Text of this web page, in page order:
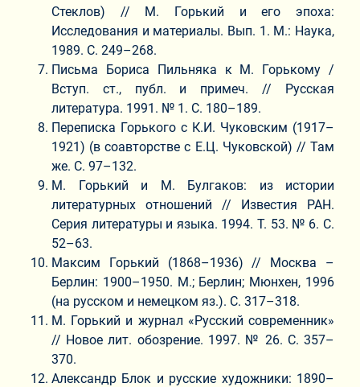
Стеклов) // М. Горький и его эпоха:
Исследования и материалы. Вып. 1. М.: Наука,
1989. С. 249–268.
Письма Бориса Пильняка к М. Горькому /
Вступ. ст., публ. и примеч. // Русская
литература. 1991. № 1. С. 180–189.
Переписка Горького с К.И. Чуковским (1917–
1921) (в соавторстве с Е.Ц. Чуковской) // Там
же. С. 97–132.
М. Горький и М. Булгаков: из истории
литературных отношений // Известия РАН.
Серия литературы и языка. 1994. Т. 53. № 6. С.
52–63.
Максим Горький (1868–1936) // Москва –
Берлин: 1900–1950. М.; Берлин; Мюнхен, 1996
(на русском и немецком яз.). С. 317–318.
М. Горький и журнал «Русский современник»
// Новое лит. обозрение. 1997. № 26. С. 357–
370.
Александр Блок и русские художники: 1890–